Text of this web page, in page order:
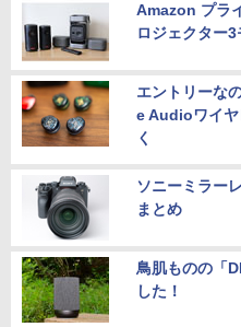
Amazon プラ
ロジェクター
エントリーな
e Audioワイヤ
く
ソニーミラー
まとめ
鳥肌ものの「
した！